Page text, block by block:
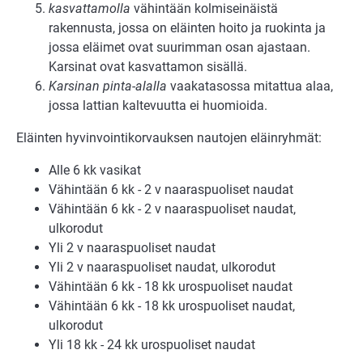
kasvattamolla vähintään kolmiseinäistä
rakennusta, jossa on eläinten hoito ja ruokinta ja
jossa eläimet ovat suurimman osan ajastaan.
Karsinat ovat kasvattamon sisällä.
Karsinan pinta-alalla vaakatasossa mitattua alaa,
jossa lattian kaltevuutta ei huomioida.
Eläinten hyvinvointikorvauksen nautojen eläinryhmät:
Alle 6 kk vasikat
Vähintään 6 kk - 2 v naaraspuoliset naudat
Vähintään 6 kk - 2 v naaraspuoliset naudat,
ulkorodut
Yli 2 v naaraspuoliset naudat
Yli 2 v naaraspuoliset naudat, ulkorodut
Vähintään 6 kk - 18 kk urospuoliset naudat
Vähintään 6 kk - 18 kk urospuoliset naudat,
ulkorodut
Yli 18 kk - 24 kk urospuoliset naudat